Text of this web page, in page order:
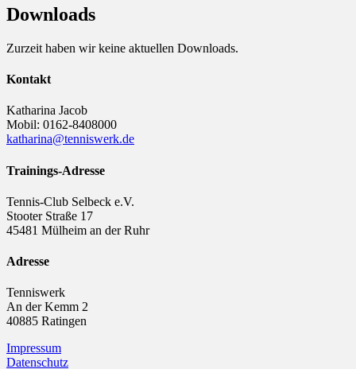
Downloads
Zurzeit haben wir keine aktuellen Downloads.
Kontakt
Katharina Jacob
Mobil: 0162-8408000
katharina@tenniswerk.de
Trainings-Adresse
Tennis-Club Selbeck e.V.
Stooter Straße 17
45481 Mülheim an der Ruhr
Adresse
Tenniswerk
An der Kemm 2
40885 Ratingen
Impressum
Datenschutz